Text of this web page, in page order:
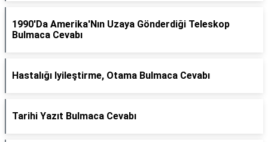
1990'Da Amerika'Nın Uzaya Gönderdiği Teleskop
Bulmaca Cevabı
Hastalığı Iyileştirme, Otama Bulmaca Cevabı
Tarihi Yazıt Bulmaca Cevabı